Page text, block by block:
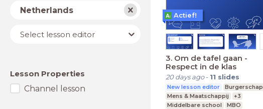
Country
Netherlands
Lesson
editor
Select lesson editor
Lesson Properties
Channel lesson
3. Om de tafel gaan -
Respect in de klas
20 days ago- 11 slides
New lesson editor
Burgerschap
Mens & Maatschappij
+3
Middelbare school
MBO
Actief!